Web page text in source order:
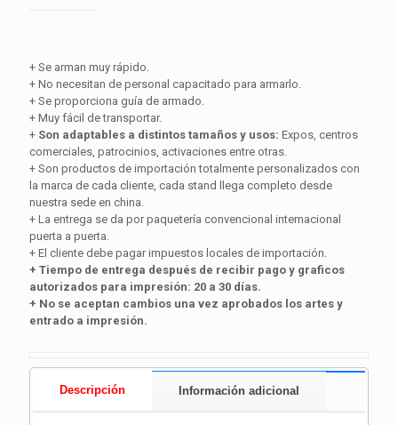
+ Se arman muy rápido.
+ No necesitan de personal capacitado para armarlo.
+ Se proporciona guía de armado.
+ Muy fácil de transportar.
+ Son adaptables a distintos tamaños y usos: Expos, centros
comerciales, patrocinios, activaciones entre otras.
+ Son productos de importación totalmente personalizados con
la marca de cada cliente, cada stand llega completo desde
nuestra sede en china.
+ La entrega se da por paquetería convencional internacional
puerta a puerta.
+ El cliente debe pagar impuestos locales de importación.
+ Tiempo de entrega después de recibir pago y graficos
autorizados para impresión: 20 a 30 días.
+ No se aceptan cambios una vez aprobados los artes y
entrado a impresión.
Descripción Información adicional